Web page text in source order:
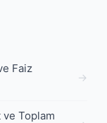
Faiz
ve Toplam